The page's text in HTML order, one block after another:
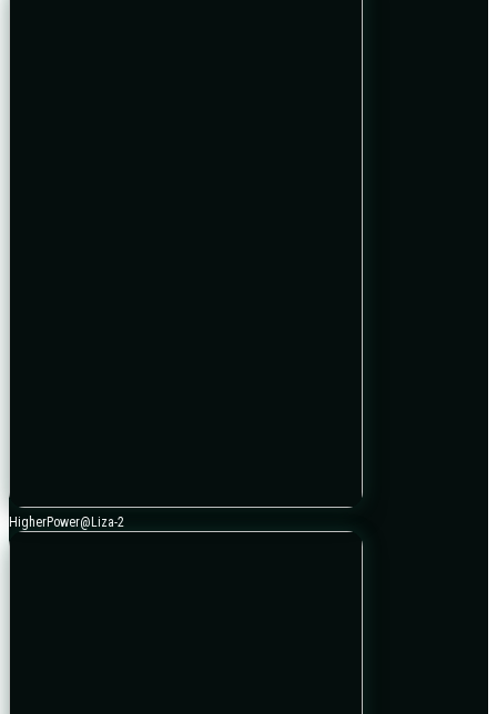
HigherPower@Liza-2